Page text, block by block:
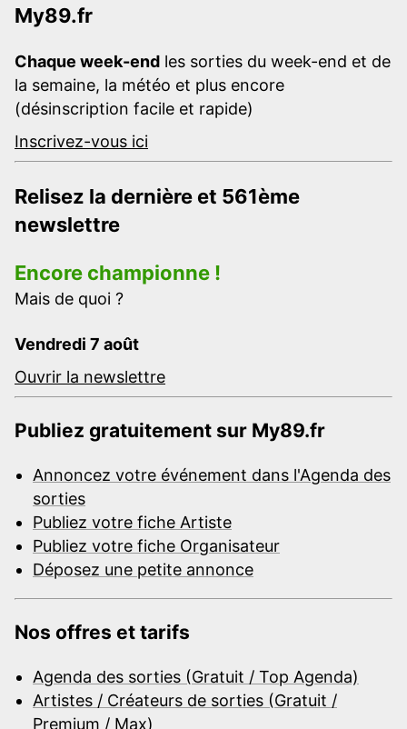
My89.fr
Chaque week-end les sorties du week-end et de
la semaine, la météo et plus encore
(désinscription facile et rapide)
Inscrivez-vous ici
Relisez la dernière et 561ème
newslettre
Encore championne !
Mais de quoi ?
Vendredi 7 août
Ouvrir la newslettre
Publiez gratuitement sur My89.fr
Annoncez votre événement dans l'Agenda des
sorties
Publiez votre fiche Artiste
Publiez votre fiche Organisateur
Déposez une petite annonce
Nos offres et tarifs
Agenda des sorties (Gratuit / Top Agenda)
Artistes / Créateurs de sorties (Gratuit /
Premium / Max)